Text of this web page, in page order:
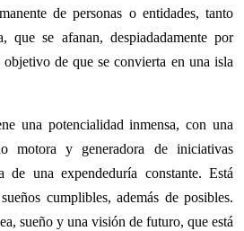
de personas o entidades, tanto
que se afanan, despiadadamente por
de que se convierta en una isla
una potencialidad inmensa, con una
motora y generadora de iniciativas
de una expendeduría constante. Está
cumplibles, además de posibles.
sueño y una visión de futuro, que está